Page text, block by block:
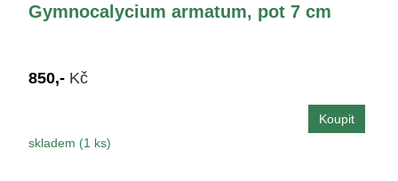
Gymnocalycium armatum, pot 7 cm
850,- Kč
skladem (1 ks)